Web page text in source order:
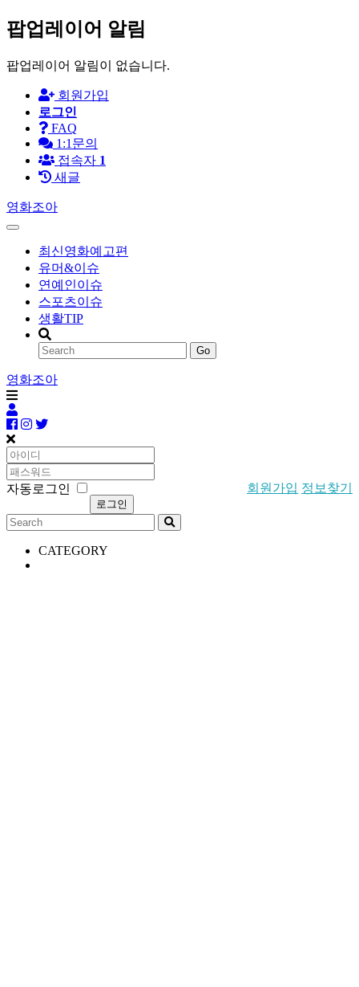
팝업레이어 알림
팝업레이어 알림이 없습니다.
회원가입
로그인
FAQ
1:1문의
접속자 1
새글
영화조아
최신영화예고편
유머&이슈
연예인이슈
스포츠이슈
생활TIP
Go
영화조아
자동로그인 회원가입 정보찾기
CATEGORY